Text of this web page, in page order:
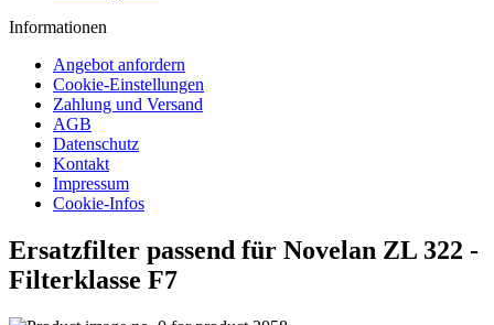
Informationen
Angebot anfordern
Cookie-Einstellungen
Zahlung und Versand
AGB
Datenschutz
Kontakt
Impressum
Cookie-Infos
Ersatzfilter passend für Novelan ZL 322 -
Filterklasse F7